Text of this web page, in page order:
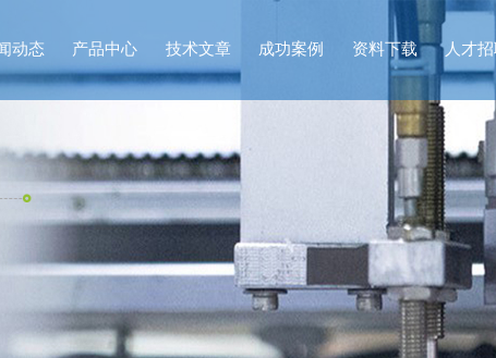
动态 产品中心 技术文章 成功案例 资料下载 人才